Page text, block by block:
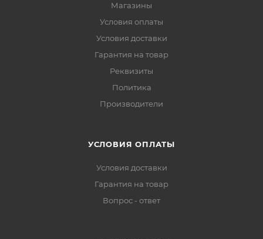
Магазины
Условия оплаты
Условия доставки
Гарантия на товар
Реквизиты
Политика
Производители
УСЛОВИЯ ОПЛАТЫ
Условия доставки
Гарантия на товар
Вопрос - ответ